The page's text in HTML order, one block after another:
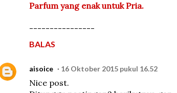
Parfum yang enak untuk Pria.
----------------
BALAS
aisoice 16 Oktober 2015 pukul 16.52
Nice post.